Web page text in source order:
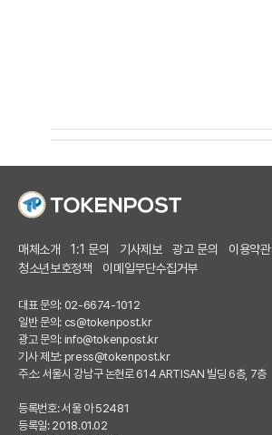
매체소개 1:1 문의 기사제보 광고 문의 이용약관
청소년보호정책
이메일무단수집거부
대표 문의: 02-6674-1012
일반 문의: cs@tokenpost.kr
광고 문의: info@tokenpost.kr
기사 제보: press@tokenpost.kr
주소: 서울시 강남구 논현로 614 ARTISAN 빌딩 6층, 7층
등록번호: 서울 아 52481
등록일: 2018.01.02